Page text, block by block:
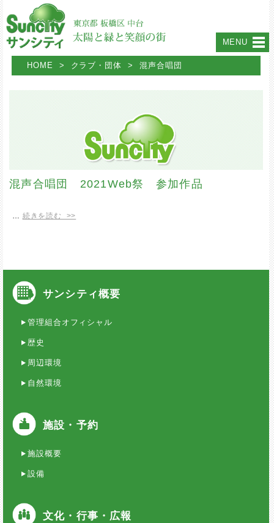
MENU
HOME > クラブ・団体 > 混声合唱団
混声合唱団 2021Web祭 参加作品
… 続きを読む >>
サンシティ概要
管理組合オフィシャル
歴史
周辺環境
自然環境
施設・予約
施設概要
設備
文化・行事・広報